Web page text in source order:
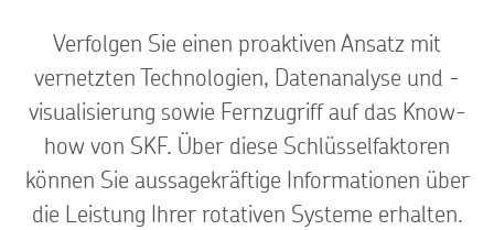
Verfolgen Sie einen proaktiven Ansatz mit
vernetzten Technologien, Datenanalyse und -
visualisierung sowie Fernzugriff auf das Know-
how von SKF. Über diese Schlüsselfaktoren
können Sie aussagekräftige Informationen über
die Leistung Ihrer rotativen Systeme erhalten.